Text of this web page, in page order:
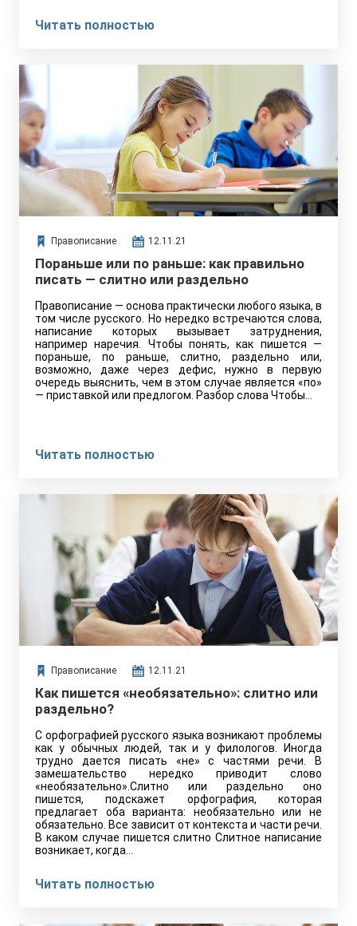
Читать полностью
Правописание 12.11.21
Пораньше или по раньше: как правильно
писать — слитно или раздельно
Правописание — основа практически любого языка, в
том числе русского. Но нередко встречаются слова,
написание которых вызывает затруднения,
например наречия. Чтобы понять, как пишется —
пораньше, по раньше, слитно, раздельно или,
возможно, даже через дефис, нужно в первую
очередь выяснить, чем в этом случае является «по»
— приставкой или предлогом. Разбор слова Чтобы…
Читать полностью
Правописание 12.11.21
Как пишется «необязательно»: слитно или
раздельно?
С орфографией русского языка возникают проблемы
как у обычных людей, так и у филологов. Иногда
трудно дается писать «не» с частями речи. В
замешательство нередко приводит слово
«необязательно».Слитно или раздельно оно
пишется, подскажет орфография, которая
предлагает оба варианта: необязательно или не
обязательно. Все зависит от контекста и части речи.
В каком случае пишется слитно Слитное написание
возникает, когда…
Читать полностью